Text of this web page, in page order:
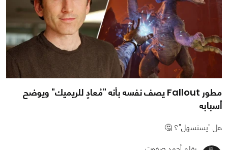
مطور Fallout يصف نفسه بأنه "مُعادٍ للريميك" ويوضح
أسبابه
هل "يستسهل"؟ 🤔